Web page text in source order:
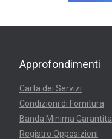
Approfondimenti
Carta dei Servizi
Condizioni di Fornitura
Banda Minima Garantita
Registro Opposizioni